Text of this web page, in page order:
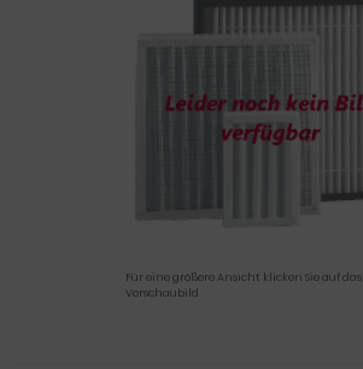
Für eine größere Ansicht klicken Sie auf das
Vorschaubild